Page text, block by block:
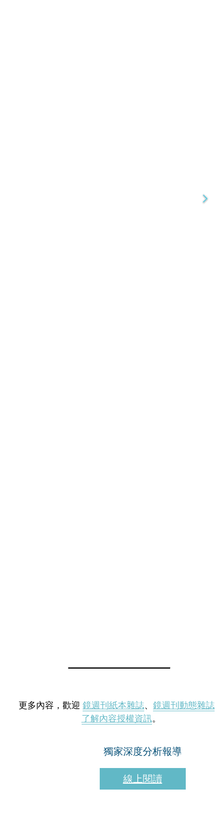
更多內容，歡迎 鏡週刊紙本雜誌、 鏡週刊動態雜誌
了解內容授權資訊。
獨家深度分析報導
線上閱讀